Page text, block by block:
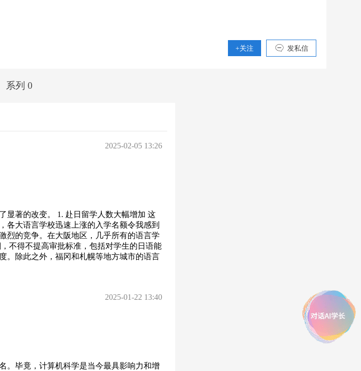
+关注 发私信
系列 0
2025-02-05 13:26
显著的改变。 1. 赴日留学人数大幅增加 这
各大语言学校迅速上涨的入学名额令我感到
烈的竞争。在大阪地区，几乎所有的语言学
不得不提高审批标准，包括对学生的日语能
。除此之外，福冈和札幌等地方城市的语言
2025-01-22 13:40
。毕竟，计算机科学是当今最具影响力和增